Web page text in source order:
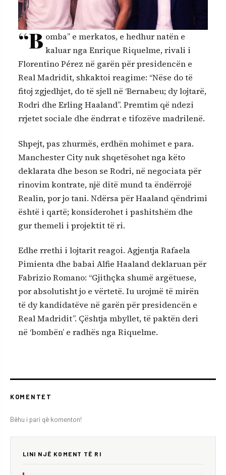
“B omba” e merkatos, e hedhur natën e
kaluar nga Enrique Riquelme, rivali i
Florentino Pérez në garën për presidencën e
Real Madridit, shkaktoi reagime: “Nëse do të
fitoj zgjedhjet, do të sjell në ‘Bernabeu; dy lojtarë,
Rodri dhe Erling Haaland”. Premtim që ndezi
rrjetet sociale dhe ëndrrat e tifozëve madrilenë.
Shpejt, pas zhurmës, erdhën mohimet e para.
Manchester City nuk shqetësohet nga këto
deklarata dhe beson se Rodri, në negociata për
rinovim kontrate, një ditë mund ta ëndërrojë
Realin, por jo tani. Ndërsa për Haaland qëndrimi
është i qartë; konsiderohet i pashitshëm dhe
gur themeli i projektit të ri.
Edhe rrethi i lojtarit reagoi. Agjentja Rafaela
Pimienta dhe babai Alfie Haaland deklaruan për
Fabrizio Romano: “Gjithçka shumë argëtuese,
por absolutisht jo e vërtetë. Iu urojmë të mirën
të dy kandidatëve në garën për presidencën e
Real Madridit”. Çështja mbyllet, të paktën deri
në ‘bombën’ e radhës nga Riquelme.
KOMENTET
Bëhu i pari që komenton!
LINI NJË KOMENT TË RI